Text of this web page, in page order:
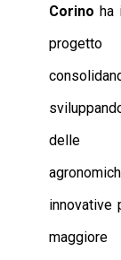
Corino ha
delle
innovative